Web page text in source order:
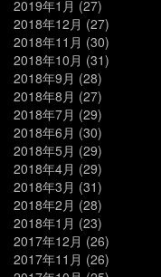
2019年1月 (27)
2018年12月 (27)
2018年11月 (30)
2018年10月 (31)
2018年9月 (28)
2018年8月 (27)
2018年7月 (29)
2018年6月 (30)
2018年5月 (29)
2018年4月 (29)
2018年3月 (31)
2018年2月 (28)
2018年1月 (23)
2017年12月 (26)
2017年11月 (26)